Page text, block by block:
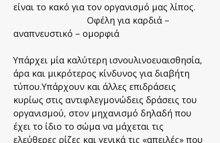
είναι το κακό για τον οργανισμό μας λίπος.
Οφέλη για καρδιά –
αναπνευστικό – ομορφιά
Υπάρχει μία καλύτερη ισνουλινοευαισθησία,
άρα και μικρότερος κίνδυνος για διαβήτη
τύπου.Υπάρχουν και άλλες επιδράσεις
κυρίως στις αντιφλεγμονώδεις δράσεις του
οργανισμού, στον μηχανισμό δηλαδή που
έχει το ίδιο το σώμα να μάχεται τις
ελεύθερες ρίζες και γενικά τις «απειλές» που